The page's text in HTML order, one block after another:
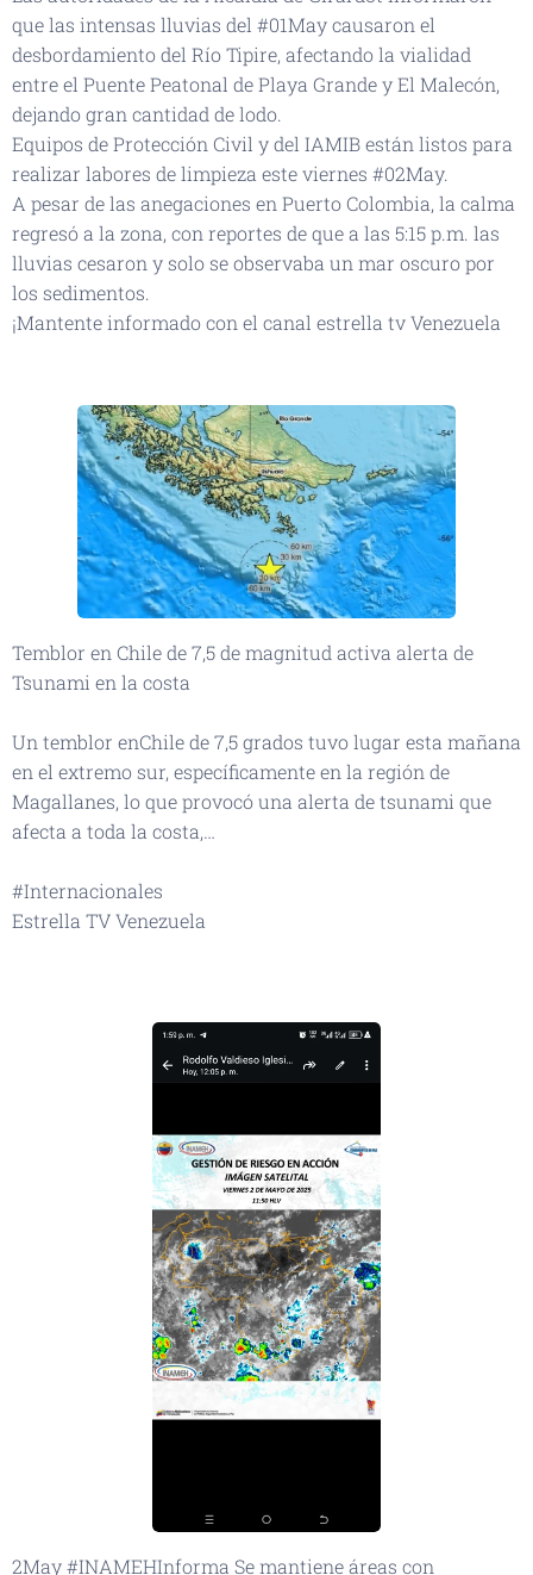
que las intensas lluvias del #01May causaron el
desbordamiento del Río Tipire, afectando la vialidad
entre el Puente Peatonal de Playa Grande y El Malecón,
dejando gran cantidad de lodo. 🏞️💧
Equipos de Protección Civil y del IAMIB están listos para
realizar labores de limpieza este viernes #02May. 🙌🧹
A pesar de las anegaciones en Puerto Colombia, la calma
regresó a la zona, con reportes de que a las 5:15 p.m. las
lluvias cesaron y solo se observaba un mar oscuro por
los sedimentos. 🌅🖤
¡Mantente informado con el canal estrella tv Venezuela
Temblor en Chile de 7,5 de magnitud activa alerta de
Tsunami en la costa
Un temblor enChile de 7,5 grados tuvo lugar esta mañana
en el extremo sur, específicamente en la región de
Magallanes, lo que provocó una alerta de tsunami que
afecta a toda la costa,…
#Internacionales
Estrella TV Venezuela
2May #INAMEHInforma Se mantiene áreas con